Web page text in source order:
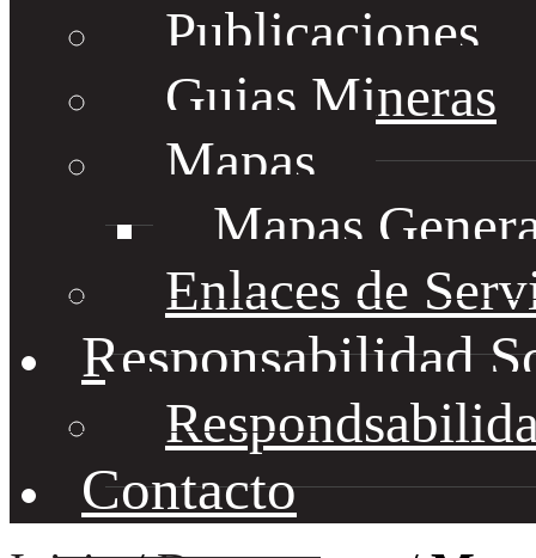
Publicaciones
Guias Mineras
Mapas
Mapas
Enlaces de
Responsabilidad
Contacto